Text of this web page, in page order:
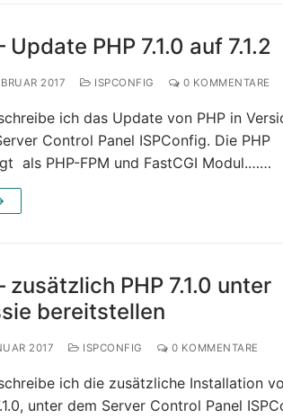
Update PHP 7.1.0 auf 7.1.2
2017 ISPCONFIG 0 KOMMENTARE
ich das Update von PHP in
Control Panel ISPConfig. Die PHP
als PHP-FPM und FastCGI Modul.……
zusätzlich PHP 7.1.0 unter
bereitstellen
2017 ISPCONFIG 0 KOMMENTARE
ich die zusätzliche Installation
unter dem Server Control Panel